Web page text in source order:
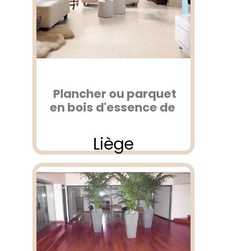
Plancher ou parquet
en bois d'essence de
Liège